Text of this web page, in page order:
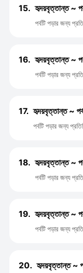
15. হৃদয়বৃত্তান্ত ~
পর্বটি পড়ার জন্য
16. হৃদয়বৃত্তান্ত ~
পর্বটি পড়ার জন্য
17. হৃদয়বৃত্তান্ত ~
পর্বটি পড়ার জন্য
18. হৃদয়বৃত্তান্ত ~
পর্বটি পড়ার জন্য
19. হৃদয়বৃত্তান্ত ~
পর্বটি পড়ার জন্য
20. হৃদয়বৃত্তান্ত ~